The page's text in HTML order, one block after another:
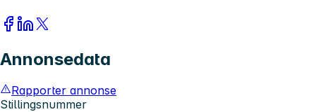
Annonsedata
Rapporter annonse
Stillingsnummer